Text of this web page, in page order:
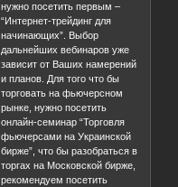
нужно посетить первым –
“Интернет-трейдинг для
начинающих”. Выбор
дальнейших вебинаров уже
зависит от Ваших намерений
и планов. Для того что бы
торговать на фьючерсном
рынке, нужно посетить
онлайн-семинар “Торговля
фьючерсами на Украинской
бирже”, что бы разобраться в
торгах на Московской бирже,
рекомендуем посетить